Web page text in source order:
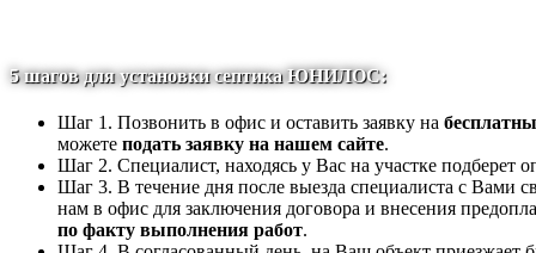
5 шагов для установки септика ЮНИЛОС:
Шаг 1. Позвонить в офис и оставить заявку на
можете подать заявку на нашем сайте.
Шаг 2. Специалист, находясь у Вас на участке
Шаг 3. В течение дня после выезда специалиста с Вами
нам в офис для заключения договора и внесения
по факту выполнения работ.